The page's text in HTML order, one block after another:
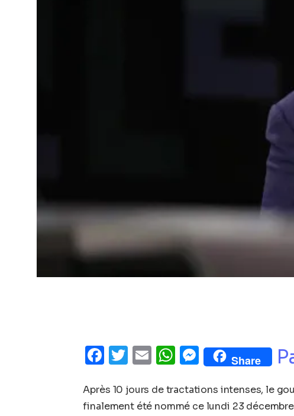
Facebook
Twitter
EmailWhatsApp
Share
Après 10 jours de tractations intenses, le
finalement été nommé ce lundi 23